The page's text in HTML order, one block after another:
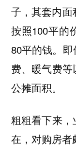
子，其套内
按照100平的
80平的钱。
费、暖气费
公摊面积。
粗粗看下来
在，对购房者